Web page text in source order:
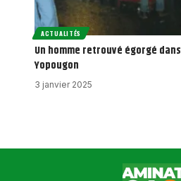
ACTUALITÉS
Un homme retrouvé égorgé
Yopougon
3 janvier 2025